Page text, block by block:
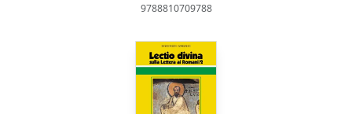
9788810709788